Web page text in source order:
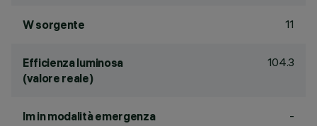
W sorgente 11
Efficienza luminosa
(valore reale)
104.3
lm in modalità emergenza -